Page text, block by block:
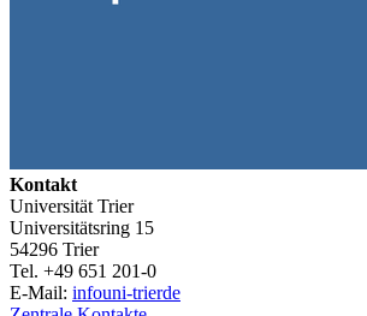
Kontakt
Universität Trier
Universitätsring 15
54296 Trier
Tel. +49 651 201-0
E-Mail: infouni-trierde